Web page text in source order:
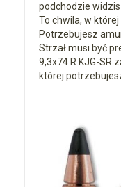
podchodzie
To chwila, w której
Potrzebujesz
Strzał musi być
9,3x74 R KJG-SR
której